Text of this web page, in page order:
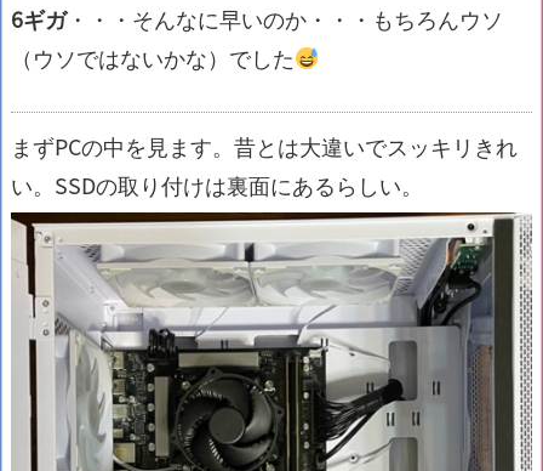
6ギガ・・・そんなに早いのか・・・もちろんウソ
（ウソではないかな）でした
まずPCの中を見ます。昔とは大違いでスッキリきれ
い。SSDの取り付けは裏面にあるらしい。